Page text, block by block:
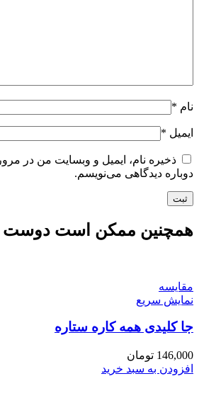
نام *
ایمیل *
ذخیره نام، ایمیل و وبسایت من در
دوباره دیدگاهی می‌نویسم.
همچنین ممکن است دوست
مقايسه
نمایش سریع
جا کلیدی همه کاره ستاره
146,000 تومان
افزودن به سبد خرید